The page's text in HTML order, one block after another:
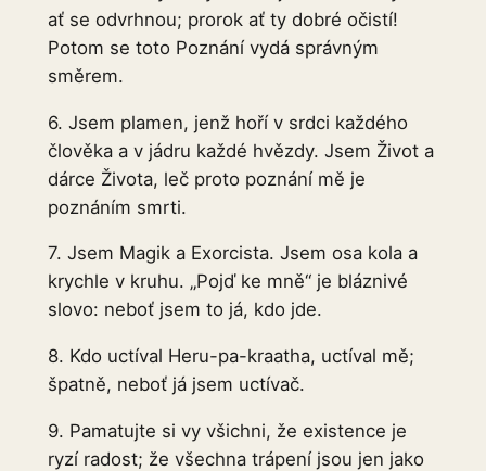
ať se odvrhnou; prorok ať ty dobré očistí!
Potom se toto Poznání vydá správným
směrem.
6. Jsem plamen, jenž hoří v srdci každého
člověka a v jádru každé hvězdy. Jsem Život a
dárce Života, leč proto poznání mě je
poznáním smrti.
7. Jsem Magik a Exorcista. Jsem osa kola a
krychle v kruhu. „Pojď ke mně“ je bláznivé
slovo: neboť jsem to já, kdo jde.
8. Kdo uctíval Heru-pa-kraatha, uctíval mě;
špatně, neboť já jsem uctívač.
9. Pamatujte si vy všichni, že existence je
ryzí radost; že všechna trápení jsou jen jako